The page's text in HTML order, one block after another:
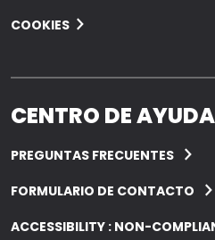
COOKIES
CENTRO DE AYUDA
PREGUNTAS FRECUENTES
FORMULARIO DE CONTACTO
ACCESSIBILITY : NON-